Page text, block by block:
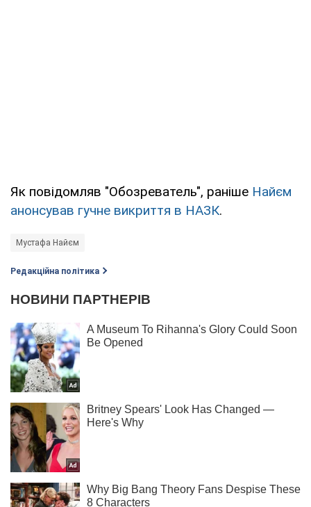
Як повідомляв "Обозреватель", раніше Найєм
анонсував гучне викриття в НАЗК.
Мустафа Найєм
Редакційна політика